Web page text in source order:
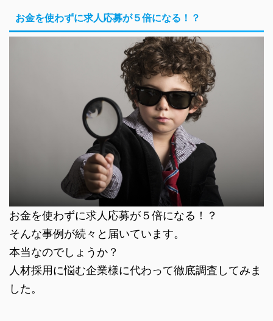
お金を使わずに求人応募が５倍になる！？
お金を使わずに求人応募が５倍になる！？
そんな事例が続々と届いています。
本当なのでしょうか？
人材採用に悩む企業様に代わって徹底調査してみま
した。